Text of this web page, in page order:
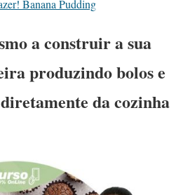
Banana Pudding
a construir a sua
produzindo bolos e
da cozinha